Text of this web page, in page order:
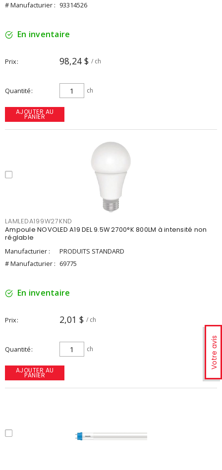
Votre avis
# Manufacturier : 93314526
En inventaire
Prix 98,24 $ / ch
Quantité ch
AJOUTER AU
PANIER
LAMLEDA199W27KND
Ampoule NOVOLED A19 DEL 9.5W 2700°K 800LM à intensité non
réglable
Manufacturier :
PRODUITS STANDARD
# Manufacturier : 69775
En inventaire
Prix 2,01 $ / ch
Quantité ch
AJOUTER AU
PANIER